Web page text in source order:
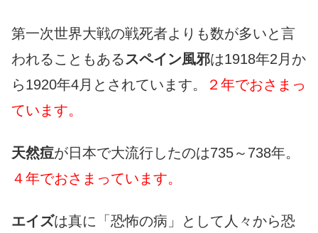
第一次世界大戦の戦死者よりも数が多いと言
われることもあるスペイン風邪は1918年2月か
ら1920年4月とされています。
２年でおさまっ
ています。
天然痘が日本で大流行したのは735～738年。
４年でおさまっています。
エイズは真に「恐怖の病」として人々から恐